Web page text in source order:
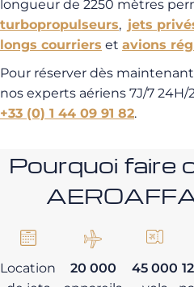
longueur de 2250 mètres
turbopropulseurs, jets
longs courriers et avions
Pour réserver dès
nos experts aériens 7J/7 24H/
+33 (0) 1 44 09 91 82.
Pourquoi faire
Location
20 000
45 000